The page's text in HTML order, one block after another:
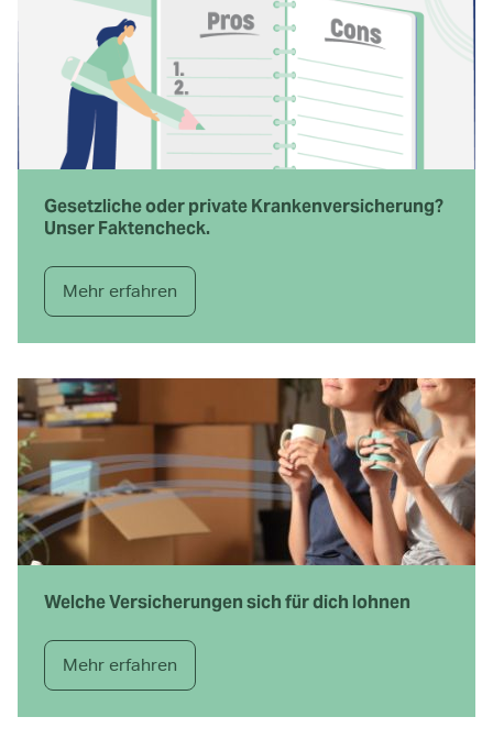
Gesetzliche oder private Krankenversicherung?
Unser Faktencheck.
Mehr erfahren
Welche Versicherungen sich für dich lohnen
Mehr erfahren